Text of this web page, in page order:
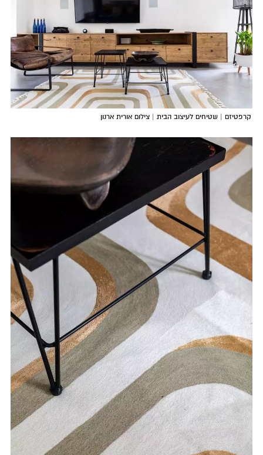
קרפטיזם | שטיחים לעיצוב הבית | צילום אורית ארנון